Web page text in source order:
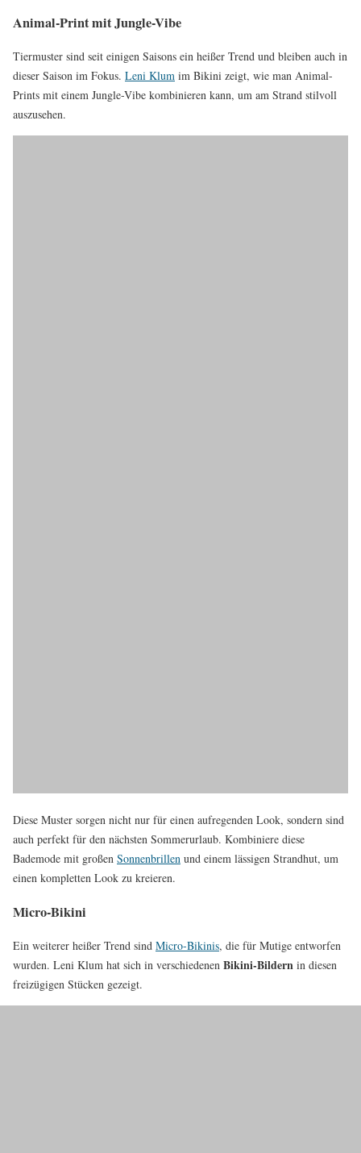
Animal-Print mit Jungle-Vibe
Tiermuster sind seit einigen Saisons ein heißer Trend und bleiben auch in
dieser Saison im Fokus. Leni Klum im Bikini zeigt, wie man Animal-
Prints mit einem Jungle-Vibe kombinieren kann, um am Strand stilvoll
auszusehen.
Diese Muster sorgen nicht nur für einen aufregenden Look, sondern sind
auch perfekt für den nächsten Sommerurlaub. Kombiniere diese
Bademode mit großen Sonnenbrillen und einem lässigen Strandhut, um
einen kompletten Look zu kreieren.
Micro-Bikini
Ein weiterer heißer Trend sind Micro-Bikinis, die für Mutige entworfen
wurden. Leni Klum hat sich in verschiedenen Bikini-Bildern in diesen
freizügigen Stücken gezeigt.